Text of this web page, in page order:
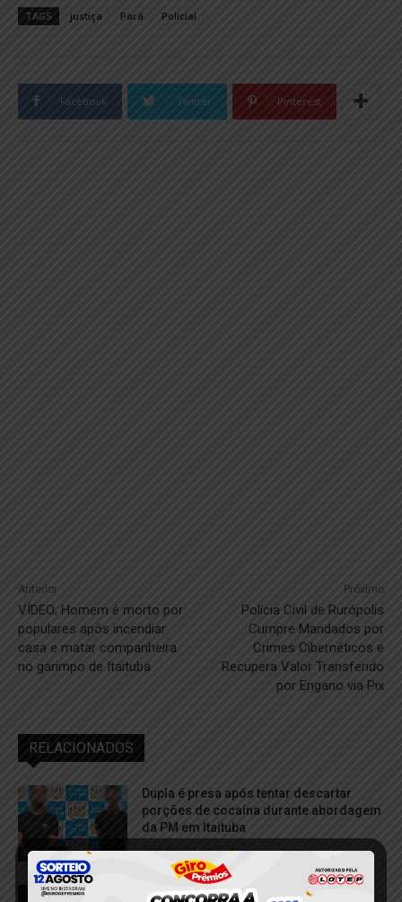
TAGS justiça Pará Policial
Facebook Twitter Pinterest
Anterior
VÍDEO; Homem é morto por
populares após incendiar
casa e matar companheira
no garimpo de Itaituba
Próximo
Polícia Civil de Rurópolis
Cumpre Mandados por
Crimes Cibernéticos e
Recupera Valor Transferido
por Engano via Pix
RELACIONADOS
Itaituba
Dupla é presa após tentar descartar
porções de cocaína durante abordagem
da PM em Itaituba
7 de agosto de 2026
Polícia Federal desmantela três frentes